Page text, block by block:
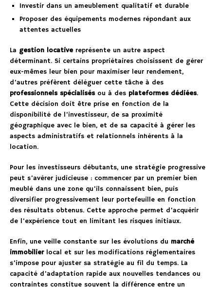
Investir dans un ameublement qualitatif et durable
Proposer des équipements modernes répondant aux
attentes actuelles
La gestion locativereprésente un autre aspect
déterminant. Si certains propriétaires choisissent de gérer
eux-mêmes leur bien pour maximiser leur rendement,
d’autres préfèrent déléguer cette tâche à des
professionnels spécialisésou à des plateformes dédiées.
Cette décision doit être prise en fonction de la
disponibilité de l’investisseur, de sa proximité
géographique avec le bien, et de sa capacité à gérer les
aspects administratifs et relationnels inhérents à la
location.
Pour les investisseurs débutants, une stratégie progressive
peut s’avérer judicieuse : commencer par un premier bien
meublé dans une zone qu’ils connaissent bien, puis
diversifier progressivement leur portefeuille en fonction
des résultats obtenus. Cette approche permet d’acquérir
de l’expérience tout en limitant les risques initiaux.
Enfin, une veille constante sur les évolutions du marché
immobilierlocal et sur les modifications réglementaires
s’impose pour ajuster sa stratégie au fil du temps. La
capacité d’adaptation rapide aux nouvelles tendances ou
contraintes constitue souvent la différence entre un